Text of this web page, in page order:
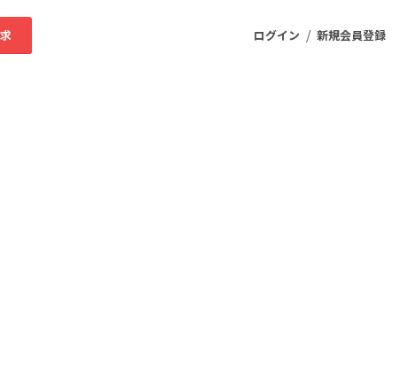
ログイン / 新規会員登録
ア